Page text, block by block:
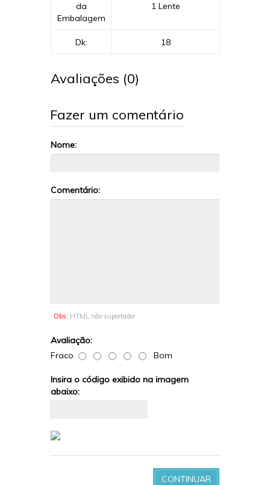
da
Embalagem
1 Lente
Dk: 18
Avaliações (0)
Fazer um comentário
Nome:
Comentário:
Obs: HTML não suportado!
Avaliação:
Fraco
Bom
Insira o código exibido na imagem
abaixo:
CONTINUAR